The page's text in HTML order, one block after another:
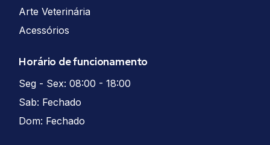
Arte Veterinária
Acessórios
Horário de funcionamento
Seg - Sex: 08:00 - 18:00
Sab: Fechado
Dom: Fechado